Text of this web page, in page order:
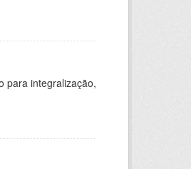
para integralização,